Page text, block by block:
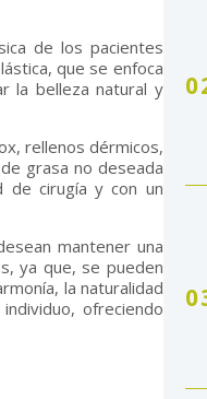
de los pacientes
que se enfoca
la belleza natural y
rellenos dérmicos,
grasa no deseada
de cirugía y con un
mantener una
ya que, se pueden
la naturalidad
ofreciendo